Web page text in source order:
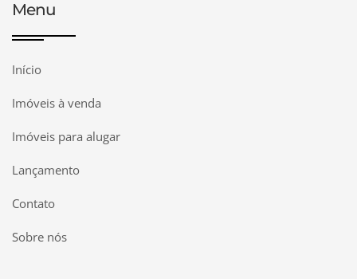
Menu
Início
Imóveis à venda
Imóveis para alugar
Lançamento
Contato
Sobre nós